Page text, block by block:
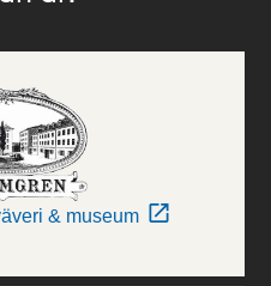
& museum